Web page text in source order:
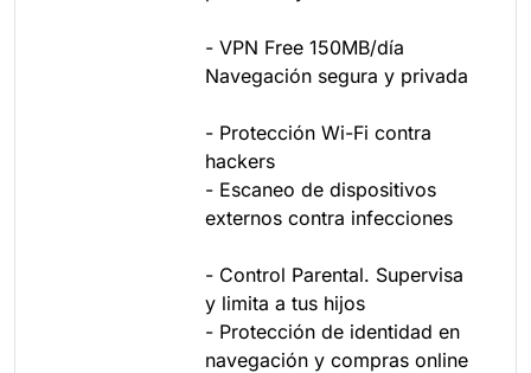
- VPN Free 150MB/día
Navegación segura y privada
- Protección Wi-Fi contra
hackers
- Escaneo de dispositivos
externos contra infecciones
- Control Parental. Supervisa
y limita a tus hijos
- Protección de identidad en
navegación y compras online